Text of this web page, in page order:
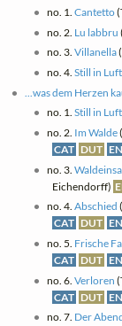
no. 1. Cantetto
no. 2. Lu labbru
no. 3. Villanella
no. 4. Still in Luft
...was dem Herzen
no. 1. Still in Luft
no. 2. Im Walde
CAT DUT
no. 3.
Eichendorff)
no. 4. Abschied
CAT DUT
no. 5. Frische
CAT DUT
no. 6. Verloren
CAT DUT
no. 7. Der